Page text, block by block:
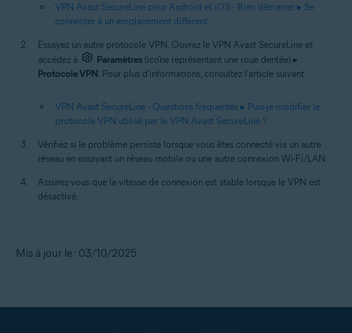
VPN Avast SecureLine pour Android et iOS - Bien démarrer ▸ Se
connecter à un emplacement différent
Essayez un autre protocole VPN. Ouvrez le VPN Avast SecureLine et
accédez à
Paramètres (icône représentant une roue dentée) ▸
Protocole VPN. Pour plus d'informations, consultez l'article suivant :
VPN Avast SecureLine - Questions fréquentes ▸ Puis-je modifier le
protocole VPN utilisé par le VPN Avast SecureLine ?
Vérifiez si le problème persiste lorsque vous êtes connecté via un autre
réseau en essayant un réseau mobile ou une autre connexion Wi-Fi/LAN.
Assurez-vous que la vitesse de connexion est stable lorsque le VPN est
désactivé.
Mis à jour le : 03/10/2025